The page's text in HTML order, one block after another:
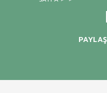
PAYLAŞ